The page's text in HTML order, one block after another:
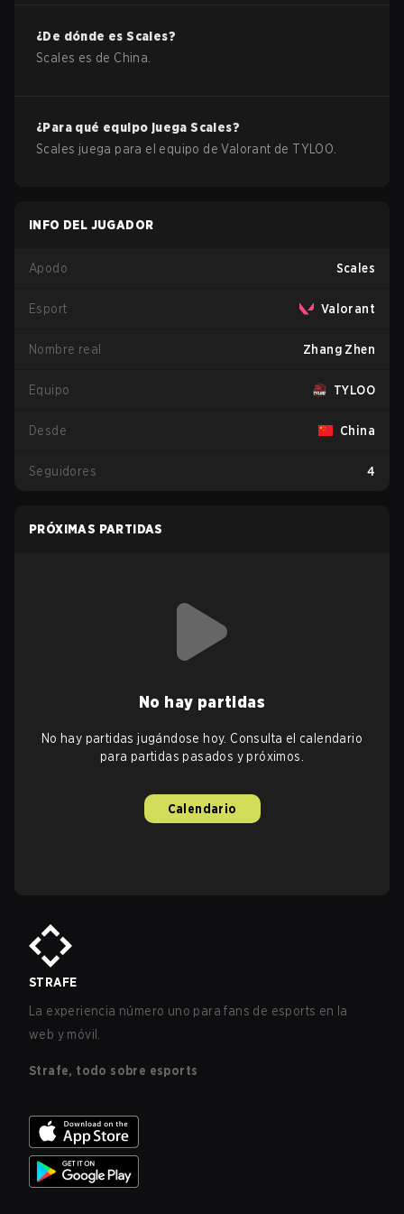
¿De dónde esScales?
Scales es de China
¿Para qué equipo juegaScales?
Scales juega para el equipo deValorant de TYLOO
INFO DEL JUGADOR
Apodo Scales
Esport Valorant
Nombre real Zhang Zhen
Equipo TYLOO
Desde China
Seguidores 4
PRÓXIMAS PARTIDAS
No hay partidas
No hay partidas jugándose hoy. Consulta el calendario
para partidas pasados y próximos.
Calendario
STRAFE
La experiencia número uno para fans de esports en la
web y móvil.
Strafe, todo sobre esports